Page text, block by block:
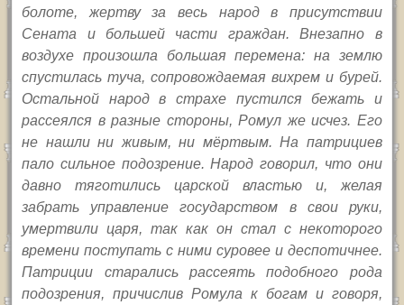
болоте, жертву за весь народ в присутствии
Сената и большей части граждан. Внезапно в
воздухе произошла большая перемена: на землю
спустилась туча, сопровождаемая вихрем и бурей.
Остальной народ в страхе пустился бежать и
рассеялся в разные стороны, Ромул же исчез. Его
не нашли ни живым, ни мёртвым. На патрициев
пало сильное подозрение. Народ говорил, что они
давно тяготились царской властью и, желая
забрать управление государством в свои руки,
умертвили царя, так как он стал с некоторого
времени поступать с ними суровее и деспотичнее.
Патриции старались рассеять подобного рода
подозрения, причислив Ромула к богам и говоря,